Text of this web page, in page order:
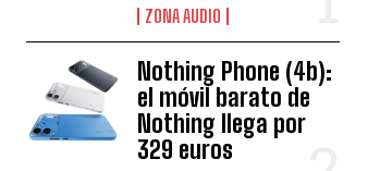
ZONA AUDIO
Nothing Phone (4b):
el móvil barato de
Nothing llega por
329 euros